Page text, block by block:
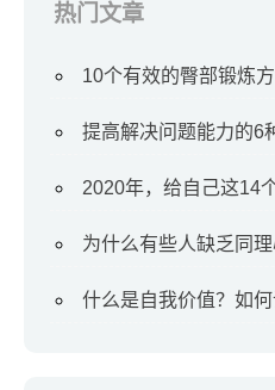
热门文章
10个有效的臀部锻炼
提高解决问题能力的6
2020年，给自己这14
为什么有些人缺乏同
什么是自我价值？如